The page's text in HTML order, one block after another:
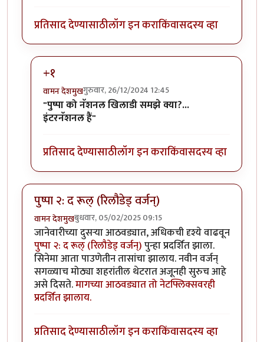
प्रतिसाद देण्यासाठीलॉग इन कराकिंवासदस्य व्हा
+१
वामन देशमुखगुरुवार, 26/12/2024 12:45
In reply to"पुष्पा को नॅशनल खिलाडी समझे क्या?...
"पुष्पा को नॅशनल खिलाडी समझे क्या?...
इंटरनॅशनल हैं"
प्रतिसाद देण्यासाठीलॉग इन कराकिंवासदस्य व्हा
पुष्पा २: द रूल् (रिलौडेड् वर्जन्)
वामन देशमुखबुधवार, 05/02/2025 09:15
जानेवारीच्या दुसऱ्या आठवड्यात, अधिकची दृश्ये वाढवून
पुष्पा २: द रूल् (रिलौडेड् वर्जन्)पुन्हा प्रदर्शित झाला.
सिनेमा आता पाउणेतीन तासांचा झालाय. नवीन वर्जन्
सगळ्याच मोठ्या शहरांतील थेटरात अजूनही सुरुच आहे
असे दिसते.मागच्या आठवड्यात तो नेटफ्लिक्सवरही
प्रदर्शित झालाय.
प्रतिसाद देण्यासाठीलॉग इन कराकिंवासदस्य व्हा